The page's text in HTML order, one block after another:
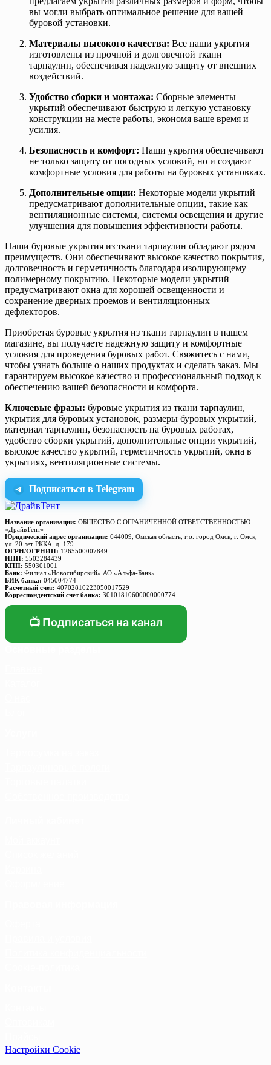
вы могли выбрать оптимальное решение для вашей
буровой установки.
Материалы высокого качества: Все наши укрытия
изготовлены из прочной и долговечной ткани
тарпаулин, обеспечивая надежную защиту от внешних
воздействий.
Удобство сборки и монтажа: Сборные элементы
укрытий обеспечивают быструю и легкую установку
конструкции на месте работы, экономя ваше время и
усилия.
Безопасность и комфорт: Наши укрытия обеспечивают
не только защиту от погодных условий, но и создают
комфортные условия для работы на буровых установках.
Дополнительные опции: Некоторые модели укрытий
предусматривают дополнительные опции, такие как
вентиляционные системы, системы освещения и другие
улучшения для повышения эффективности работы.
Наши буровые укрытия из ткани тарпаулин обладают рядом
преимуществ. Они обеспечивают высокое качество покрытия,
долговечность и герметичность благодаря изолирующему
полимерному покрытию. Некоторые модели укрытий
предусматривают окна для хорошей освещенности и
сохранение дверных проемов и вентиляционных
дефлекторов.
Приобретая буровые укрытия из ткани тарпаулин в нашем
магазине, вы получаете надежную защиту и комфортные
условия для проведения буровых работ. Свяжитесь с нами,
чтобы узнать больше о наших продуктах и сделать заказ. Мы
гарантируем высокое качество и профессиональный подход к
обеспечению вашей безопасности и комфорта.
Ключевые фразы: буровые укрытия из ткани тарпаулин,
укрытия для буровых установок, размеры буровых укрытий,
материал тарпаулин, безопасность на буровых работах,
удобство сборки укрытий, дополнительные опции укрытий,
высокое качество укрытий, герметичность укрытий, окна в
укрытиях, вентиляционные системы.
Подписаться в Telegram
Название организации: ОБЩЕСТВО С ОГРАНИЧЕННОЙ ОТВЕТСТВЕННОСТЬЮ
«ДрайвТент»
Юридический адрес организации: 644009, Омская область, г.о. город Омск, г. Омск,
ул. 20 лет РККА, д. 179
ОГРН/ОГРНИП: 1265500007849
ИНН: 5503284439
КПП: 550301001
Банк: Филиал «Новосибирский» АО «Альфа-Банк»
БИК банка: 045004774
Расчетный счет: 40702810223050017529
Корреспондентский счет банка: 30101810600000000774
📺 Подписаться на канал
Настройки Cookie